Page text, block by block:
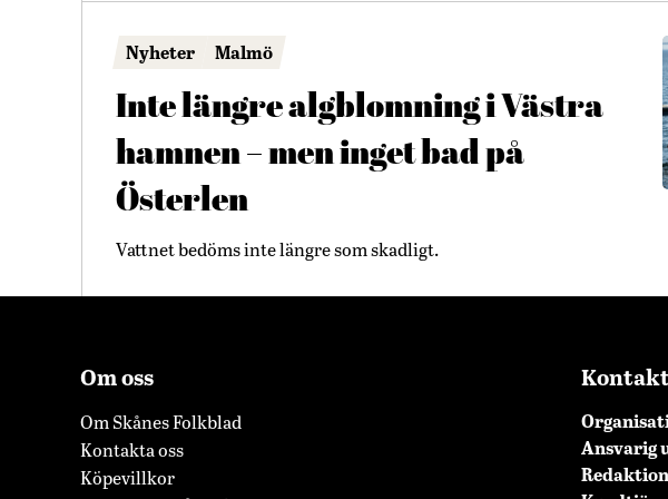
Nyheter Malmö
Inte längre algblomning i Västra
hamnen – men inget bad på
Österlen
Vattnet bedöms inte längre som skadligt.
Om oss
Om Skånes Folkblad
Kontakta oss
Köpevillkor
Ansvarig